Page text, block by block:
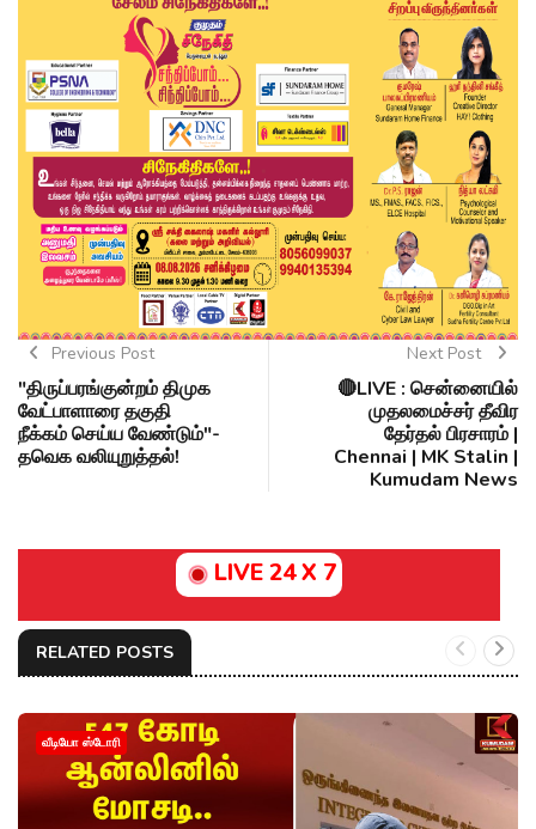
Previous Post
"திருப்பரங்குன்றம் திமுக
வேட்பாளாரை தகுதி
நீக்கம் செய்ய வேண்டும்"-
தவெக வலியுறுத்தல்!
Next Post
🔴LIVE : சென்னையில்
முதலமைச்சர் தீவிர
தேர்தல் பிரசாரம் |
Chennai | MK Stalin |
Kumudam News
LIVE 24 X 7
RELATED POSTS
வீடியோ ஸ்டோரி